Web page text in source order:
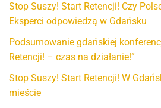
Stop Suszy! Start Retencji! Czy
Eksperci odpowiedzą w Gdańsku
Podsumowanie gdańskiej
Retencji! – czas na działanie!”
Stop Suszy! Start Retencji! W
mieście